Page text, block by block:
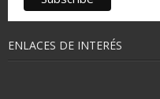
ENLACES DE INTERÉS